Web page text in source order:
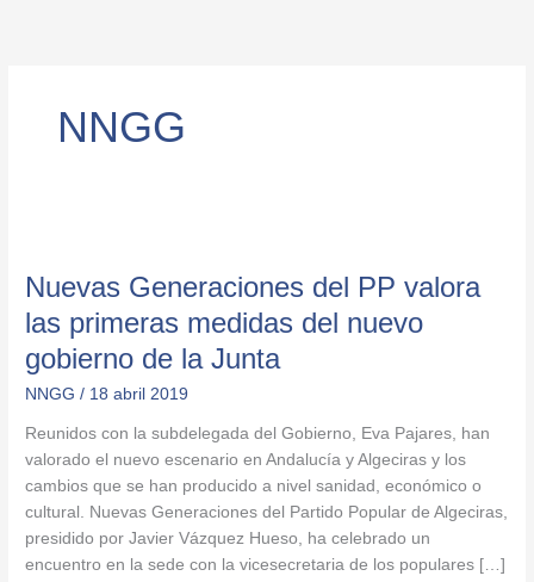
NNGG
Nuevas Generaciones del PP valora
las primeras medidas del nuevo
gobierno de la Junta
NNGG / 18 abril 2019
Reunidos con la subdelegada del Gobierno, Eva Pajares, han
valorado el nuevo escenario en Andalucía y Algeciras y los
cambios que se han producido a nivel sanidad, económico o
cultural. Nuevas Generaciones del Partido Popular de Algeciras,
presidido por Javier Vázquez Hueso, ha celebrado un
encuentro en la sede con la vicesecretaria de los populares […]
del
PP
valora
las
primeras
del
nuevo
gobierno
de
la
Junta